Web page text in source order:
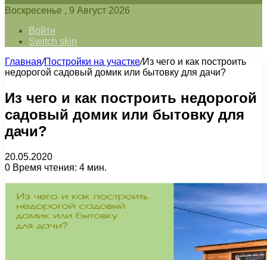
Воскресенье , 9 Август 2026
Войти
Switch skin
Главная/Постройки на участке/Из чего и как построить
недорогой садовый домик или бытовку для дачи?
Из чего и как построить недорогой
садовый домик или бытовку для
дачи?
20.05.2020
0 Время чтения: 4 мин.